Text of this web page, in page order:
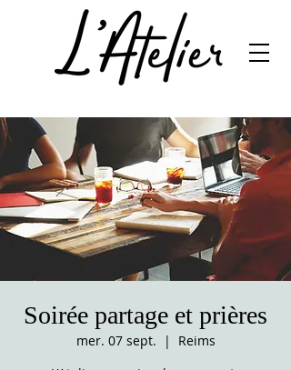
Soirée partage et prières
mer. 07 sept.
  |
Reims